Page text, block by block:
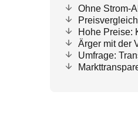
Ohne Strom-
Hohe Preise:
Ärger mit der
Umfrage: